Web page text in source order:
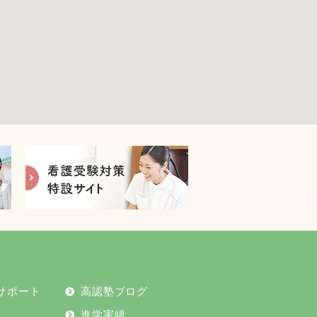
2024年9月
2024年6月
ポート
高認塾ブログ
進学実績